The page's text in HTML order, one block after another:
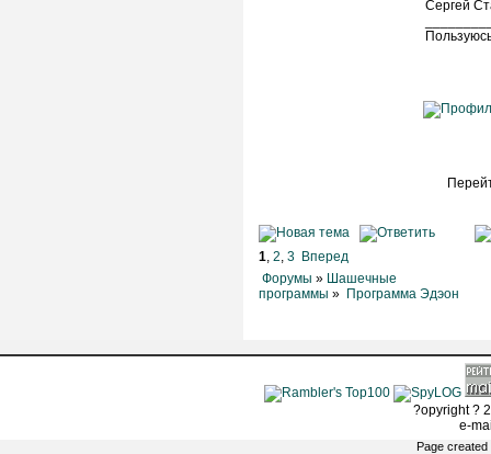
Сергей
1, 2, 3 Вперед
Форумы » Шашечные
программы » Программа Эдэон
?opyright ?
e-
Page